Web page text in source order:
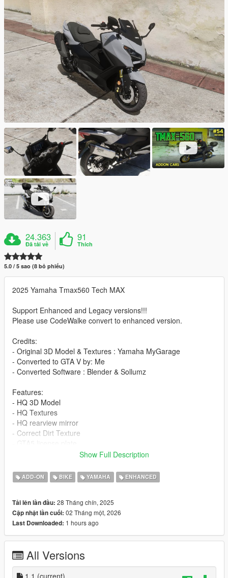
24.363
Đã tải về
91
Thích
5.0 / 5 sao (8 bỏ phiếu)
2025 Yamaha Tmax560 Tech MAX
Support Enhanced and Legacy versions!!!
Please use CodeWalke convert to enhanced version.
Credits:
- Original 3D Model & Textures : Yamaha MyGarage
- Converted to GTA V by: Me
- Converted Software : Blender & Sollumz
Features:
- HQ 3D Model
- HQ Textures
- HQ rearview mirror
- Correct Dirt Texture
- Windscreen Fragile Glass
- Color 1 : bodyshell , Color 2 : Another bodyshell , Color 4:
- Add-On version
- Accurate scale and proportions
- Adjustment handling , CVT Transmission , 0-100 km/h 6s ,
Top Speed 180 km/h
Tuning parts:
- Sport Screen
Show Full Description
ADD-ON BIKE YAMAHA ENHANCED
Tải lên lần đầu: 28 Tháng chín, 2025
Cập nhật lần cuối: 02 Tháng một, 2026
Last Downloaded: 1 hours ago
All Versions
1.1 (current)